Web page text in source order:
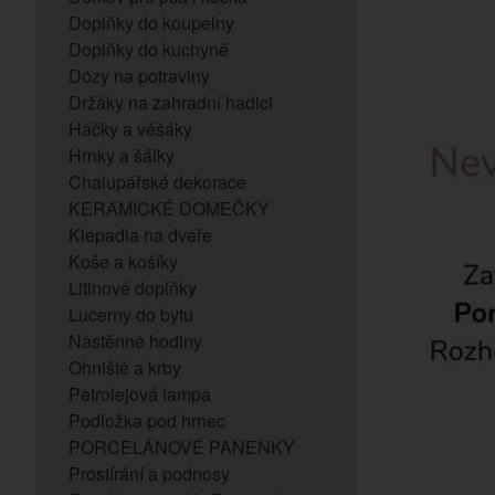
Doplňky do koupelny
Doplňky do kuchyně
Dózy na potraviny
Držáky na zahradní hadici
Háčky a věšáky
Hrnky a šálky
Chalupářské dekorace
KERAMICKÉ DOMEČKY
Klepadla na dveře
Koše a košíky
Litinové doplňky
Lucerny do bytu
Nástěnné hodiny
Ohniště a krby
Petrolejová lampa
Podložka pod hrnec
PORCELÁNOVÉ PANENKY
Prostírání a podnosy